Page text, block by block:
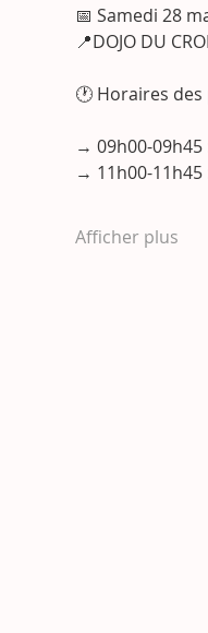
📅 Samedi 28
📍DOJO DU
🕐 Horaires des
→ 09h00-09h45
→ 11h00-11h45
Afficher plus